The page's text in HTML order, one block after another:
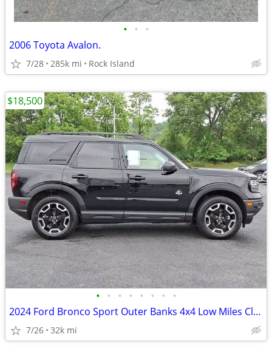
• • •
2006 Toyota Avalon.
7/28 285k mi Rock Island
• • • • • • • •
2024 Ford Bronco Sport Outer Banks 4x4 Low Miles Clean SUV
7/26 32k mi
$18,500